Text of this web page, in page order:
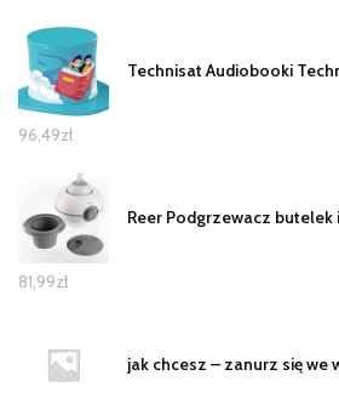
Technisat Audiobooki
96,49zł
Reer Podgrzewacz
81,99zł
jak chcesz – zanurz się we